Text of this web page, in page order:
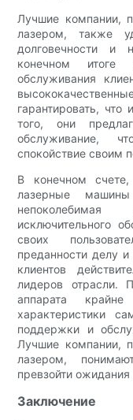
Лучшие компании,
лазером, также
долговечности
конечном итоге
обслуживания
гарантировать,
того, они
обслуживание,
спокойствие своим
В конечном
лазерные
непоколебимая
исключительного
своих
преданности делу
клиентов
лидеров отрасли.
аппарата
характеристики
поддержки и
Лучшие компании,
лазером,
превзойти ожидания
Заключение